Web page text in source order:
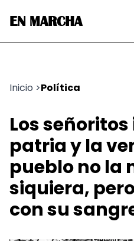
EN MARCHA
Inicio >Política
Los
patria y la
pueblo no la
siquiera,
con su